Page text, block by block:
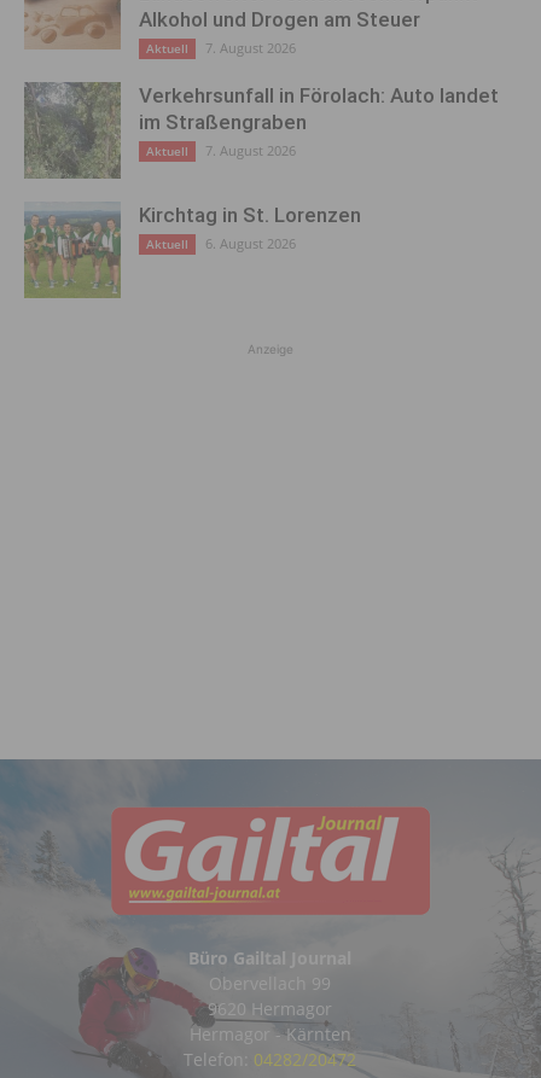
Alkohol und Drogen am Steuer
Aktuell 7. August 2026
Verkehrsunfall in Förolach: Auto landet
im Straßengraben
Aktuell 7. August 2026
Kirchtag in St. Lorenzen
Aktuell 6. August 2026
Anzeige
Büro Gailtal Journal
Obervellach 99
9620 Hermagor
Hermagor - Kärnten
Telefon: 04282/20472